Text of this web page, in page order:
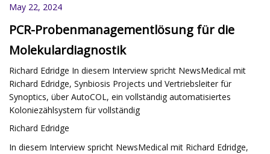
May 22, 2024
PCR-Probenmanagementlösung für die
Molekulardiagnostik
Richard Edridge In diesem Interview spricht NewsMedical mit
Richard Edridge, Synbiosis Projects und Vertriebsleiter für
Synoptics, über AutoCOL, ein vollständig automatisiertes
Koloniezählsystem für vollständig
Richard Edridge
In diesem Interview spricht NewsMedical mit Richard Edridge,